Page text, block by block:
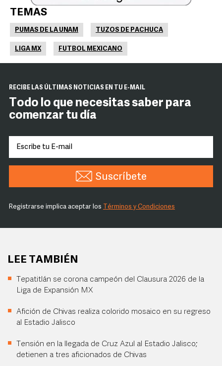
TEMAS
PUMAS DE LA UNAM TUZOS DE PACHUCA
LIGA MX FUTBOL MEXICANO
RECIBE LAS ÚLTIMAS NOTICIAS EN TU E-MAIL
Todo lo que necesitas saber para
comenzar tu día
Suscríbete
Registrarse implica aceptar los Términos y Condiciones
LEE TAMBIÉN
Tepatitlán se corona campeón del Clausura 2026 de la
Liga de Expansión MX
Afición de Chivas realiza colorido mosaico en su regreso
al Estadio Jalisco
Tensión en la llegada de Cruz Azul al Estadio Jalisco;
detienen a tres aficionados de Chivas